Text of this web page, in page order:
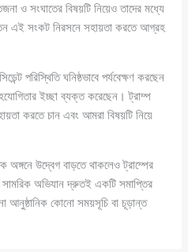
ও সংঘাতের বিষয়টি নিয়েও তাদের মধ্যে
এই সংকট নিরসনে সহায়তা করতে আগ্রহ
পরিস্থিতি ঘনিষ্ঠভাবে পর্যবেক্ষণ করছেন
ইচ্ছা ব্যক্ত করেছেন। ট্রাম্প
করতে চান এবং আমরা বিষয়টি নিয়ে
অঙ্গনে উদ্বেগ বাড়তে থাকলেও ট্রাম্পের
সামরিক অভিযান দ্রুতই একটি সমাপ্তির
আনুষ্ঠানিক কোনো সময়সূচি বা চূড়ান্ত